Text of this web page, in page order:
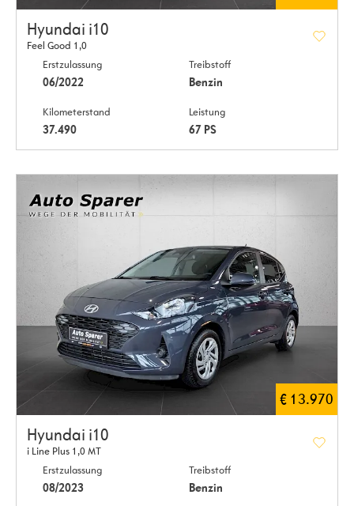
Hyundai i10
Feel Good 1,0
Erstzulassung
06/2022
Treibstoff
Benzin
Kilometerstand
37.490
Leistung
67 PS
€ 13.970
Hyundai i10
i Line Plus 1,0 MT
Erstzulassung
08/2023
Treibstoff
Benzin